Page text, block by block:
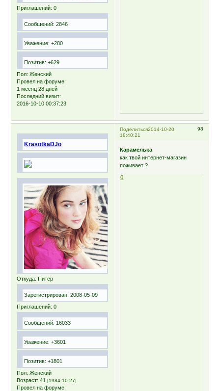
Приглашений: 0
Сообщений: 2846
Уважение: +280
Позитив: +629
Пол: Женский
Провел на форуме:
1 месяц 28 дней
Последний визит:
2016-10-10 00:37:23
Поделиться 98
2014-10-20
18:40:21
KrasotkaDJo
Откуда: Питер
Зарегистрирован: 2008-05-09
Приглашений: 0
Сообщений: 16033
Уважение: +3601
Позитив: +1801
Пол: Женский
Возраст: 41[1984-10-27]
Провел на форуме:
Карамелька
как твой интернет-магазин
поживает ?
0